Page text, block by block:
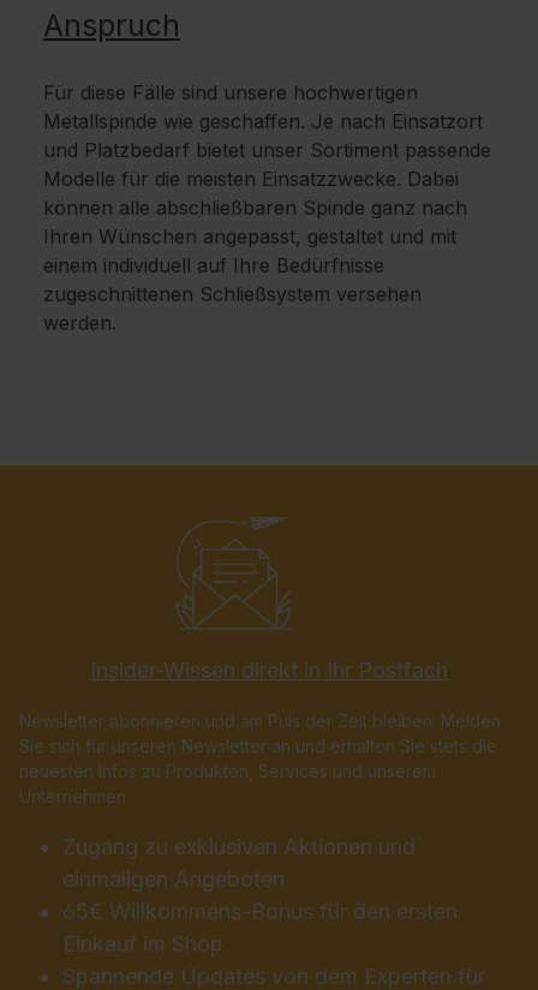
Anspruch
Für diese Fälle sind unsere hochwertigen
Metallspinde wie geschaffen. Je nach Einsatzort
und Platzbedarf bietet unser Sortiment passende
Modelle für die meisten Einsatzzwecke. Dabei
können alle abschließbaren Spinde ganz nach
Ihren Wünschen angepasst, gestaltet und mit
einem individuell auf Ihre Bedürfnisse
zugeschnittenen Schließsystem versehen
werden.
Insider-Wissen direkt in Ihr Postfach
Newsletter abonnieren und am Puls der Zeit bleiben: Melden
Sie sich für unseren Newsletter an und erhalten Sie stets die
neuesten Infos zu Produkten, Services und unserem
Unternehmen.
Zugang zu exklusiven Aktionen und
einmaligen Angeboten
65€ Willkommens-Bonus für den ersten
Einkauf im Shop
Spannende Updates von dem Experten für